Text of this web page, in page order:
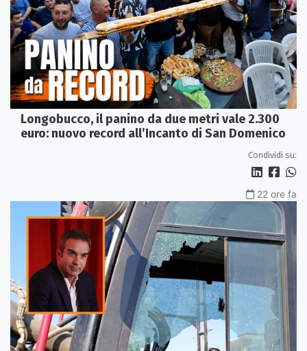
Longobucco, il panino da due metri vale 2.300
euro: nuovo record all’Incanto di San Domenico
Condividi su:
22 ore fa